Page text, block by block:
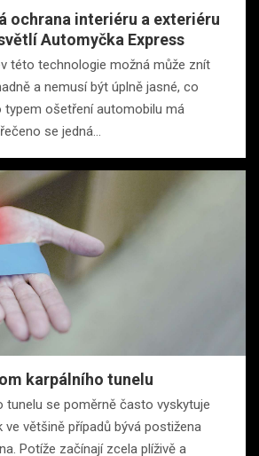
ochrana interiéru a exteriéru
Automyčka Express
této technologie možná může znít
a nemusí být úplně jasné, co
ošetření automobilu má
se jedná…
karpálního tunelu
tunelu se poměrně často vyskytuje
ve většině případů bývá postižena
Potíže začínají zcela plíživě a